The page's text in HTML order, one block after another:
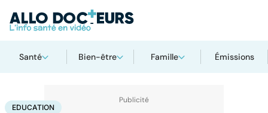
Santé Bien-être Famille Émissions
AccueilFamille Enfant
EDUCATION